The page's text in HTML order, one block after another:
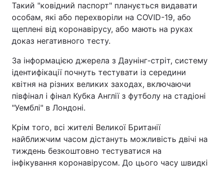
Інтерв'ю Думки
Архів
Контакти
ПОСЛУГИ
Реклама на сайті Фотобанк
Моніторинг Пресцентр
Такий "ковідний паспорт" планується видавати
особам, які або перехворіли на COVID-19, або
щеплені від коронавірусу, або мають на руках
доказ негативного тесту.
За інформацією джерела з Даунінг-стріт, систему
ідентифікації почнуть тестувати із середини
квітня на різних великих заходах, включаючи
півфінал і фінал Кубка Англії з футболу на стадіоні
"Уемблі" в Лондоні.
Крім того, всі жителі Великої Британії
найближчим часом дістануть можливість двічі на
тиждень безкоштовно тестуватися на
інфікування коронавірусом. До цього часу швидкі